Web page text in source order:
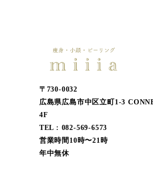
〒730-0032
広島県広島市中区立町1-3
4F
TEL : 082-569-6573
営業時間10時〜21時
年中無休